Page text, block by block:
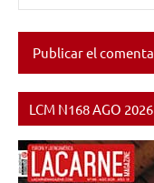
LCM N168 AGO 2026